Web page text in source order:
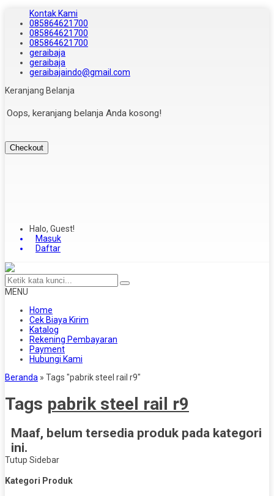
Kontak Kami
085864621700
085864621700
085864621700
geraibaja
geraibaja
geraibajaindo@gmail.com
Keranjang Belanja
Oops, keranjang belanja Anda kosong!
Checkout
Halo, Guest!
Masuk
Daftar
MENU
Home
Cek Biaya Kirim
Katalog
Rekening Pembayaran
Payment
Hubungi Kami
Beranda » Tags "pabrik steel rail r9"
Tags pabrik steel rail r9
Maaf, belum tersedia produk pada kategori
ini.
Tutup Sidebar
Kategori Produk